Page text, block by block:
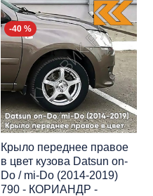
-40 %
Крыло переднее правое
в цвет кузова Datsun on-
Do / mi-Do (2014-2019)
790 - КОРИАНДР -